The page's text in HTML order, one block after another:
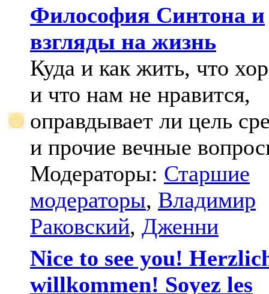
Философия Синтона и
взгляды на жизнь
Куда и как жить, что
и что нам не нравится,
оправдывает ли цель
и прочие вечные
Модераторы: Старшие
модераторы, Владимир
Раковский, Дженни
Nice to see you!
willkommen! Soyez les